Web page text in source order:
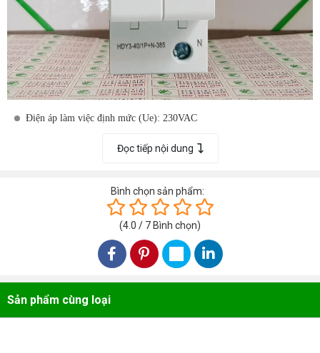
Điện áp làm việc định mức (Ue): 230VAC
Điện áp sử dụng liên tục lớn nhất (V): 255VAC
Dòng xả sét lớn nhất :(8/20uS) / (10/350uS): 40kA
Dòng xả sét tổng: (8/20uS) / (10/350uS): 60kA ()
Điện áp xung tối đa bảo vệ được <1.1kV
Thời gian đáp ứng <25 nS
Mã sản phẩm: HDY3405
Đọc tiếp nội dung
Bình chọn sản phẩm:
(4.0 / 7 Bình chọn)
Sản phẩm cùng loại